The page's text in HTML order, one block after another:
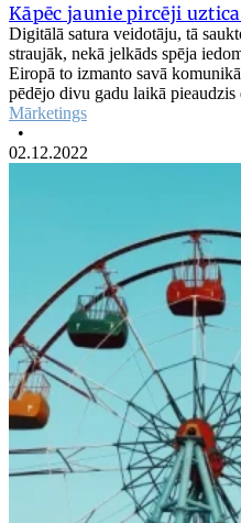
Kāpēc jaunie pircēji
Digitālā satura veidotāju, tā
straujāk, nekā jelkāds spēja
Eiropā to izmanto savā
pēdējo divu gadu laikā pieaudzis
Mārketings
•
02.12.2022